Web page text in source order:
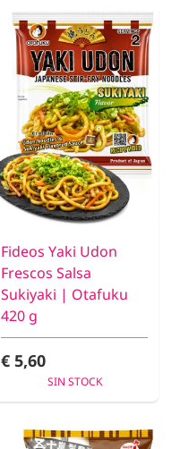
Fideos Yaki Udon
Frescos Salsa
Sukiyaki | Otafuku
420 g
€ 5,60
SIN STOCK